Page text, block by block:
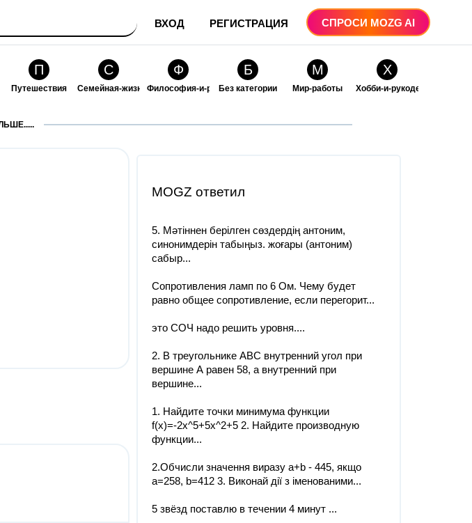
ВХОД РЕГИСТРАЦИЯ СПРОСИ MOZG AI
П
Путешествия
С
Семейная-жизнь
Ф
Философия-и-религия
Б
Без категории
М
Мир-работы
Х
Хобби-и-рукоделие
MOGZ ответил
5. Мәтіннен берілген сөздердің антоним,
синонимдерін табыңыз. жоғары (антоним)
сабыр...
Сопротивления ламп по 6 Ом. Чему будет
равно общее сопротивление, если перегорит...
это СОЧ ​надо решить уровня....
2. В треугольнике АВС внутренний угол при
вершине А равен 58, а внутренний при
вершине...
1. Найдите точки минимума функции
f(x)=-2x^5+5x^2+5 2. Найдите производную
функции...
2.Обчисли значення виразу a+b - 445, якщо
а=258, b=412 3. Виконай дії з іменованими...
5 звёзд поставлю в течении 4 минут ​...